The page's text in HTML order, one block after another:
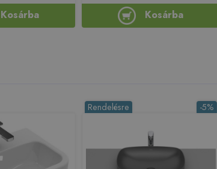
Kosárba Kosárba
-5%
Rendelésre